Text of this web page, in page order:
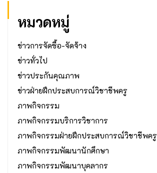
หมวดหมู่
ข่าวการจัดซื้อ-จัดจ้าง
ข่าวทั่วไป
ข่าวประกันคุณภาพ
ข่าวฝ่ายฝึกประสบการณ์วิชาชีพครู
ภาพกิจกรรม
ภาพกิจกรรมบริการวิชาการ
ภาพกิจกรรมฝ่ายฝึกประสบการณ์วิชาชีพครู
ภาพกิจกรรมพัฒนานักศึกษา
ภาพกิจกรรมพัฒนาบุคลากร